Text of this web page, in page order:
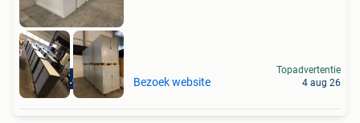
Gratis Levering Bezoek website
Topadvertentie
4 aug 26